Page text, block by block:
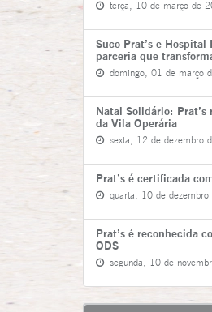
terça, 10 de março de
Suco Prat’s e
parceria que
domingo, 01 de março
Natal Solidário: Prat’s
da Vila Operária
sexta, 12 de dezembro
Prat’s é certificada
quarta, 10 de
Prat’s é reconhecida
ODS
segunda, 10 de